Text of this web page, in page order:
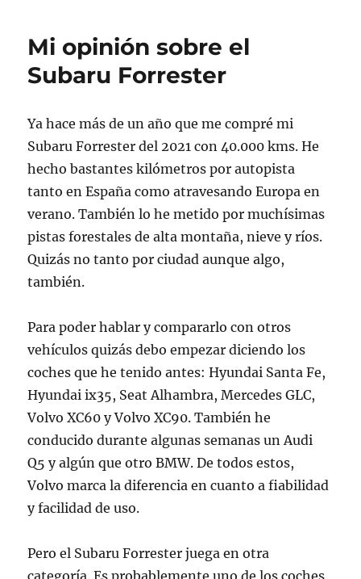
Mi opinión sobre el
Subaru Forrester
Ya hace más de un año que me compré mi
Subaru Forrester del 2021 con 40.000 kms. He
hecho bastantes kilómetros por autopista
tanto en España como atravesando Europa en
verano. También lo he metido por muchísimas
pistas forestales de alta montaña, nieve y ríos.
Quizás no tanto por ciudad aunque algo,
también.
Para poder hablar y compararlo con otros
vehículos quizás debo empezar diciendo los
coches que he tenido antes: Hyundai Santa Fe,
Hyundai ix35, Seat Alhambra, Mercedes GLC,
Volvo XC60 y Volvo XC90. También he
conducido durante algunas semanas un Audi
Q5 y algún que otro BMW. De todos estos,
Volvo marca la diferencia en cuanto a fiabilidad
y facilidad de uso.
Pero el Subaru Forrester juega en otra